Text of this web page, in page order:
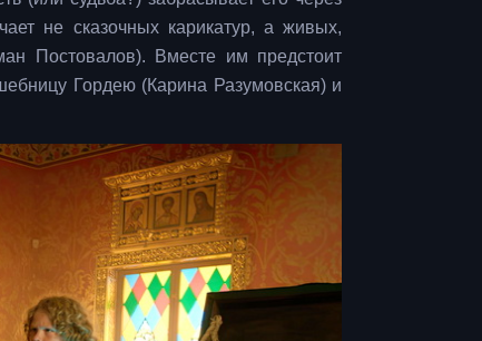
не сказочных карикатур, а живых,
Постовалов). Вместе им предстоит
Гордею (Карина Разумовская) и